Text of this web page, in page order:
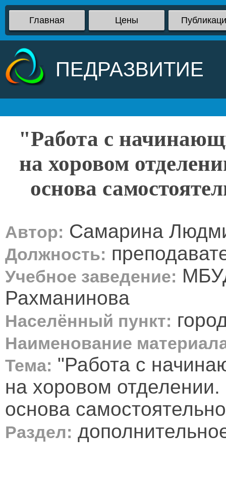
Главная Цены
ПЕДРАЗВИТИЕ
"Работа с
на хоровом
основа
Автор: Самарина
Должность:
Учебное заведение:
Рахманинова
Населённый пункт:
Наименование
Тема: "Работа с
на хоровом отделении.
основа
Раздел: